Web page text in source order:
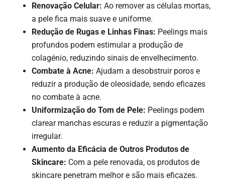
Renovação Celular: Ao remover as células mortas,
a pele fica mais suave e uniforme.
Redução de Rugas e Linhas Finas: Peelings mais
profundos podem estimular a produção de
colagénio, reduzindo sinais de envelhecimento.
Combate à Acne: Ajudam a desobstruir poros e
reduzir a produção de oleosidade, sendo eficazes
no combate à acne.
Uniformização do Tom de Pele: Peelings podem
clarear manchas escuras e reduzir a pigmentação
irregular.
Aumento da Eficácia de Outros Produtos de
Skincare: Com a pele renovada, os produtos de
skincare penetram melhor e são mais eficazes.